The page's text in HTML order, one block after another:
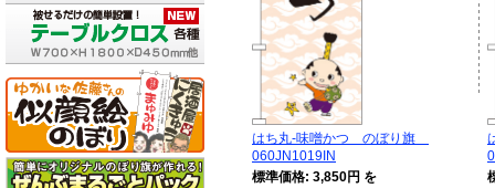
はち丸-味噌かつ のぼり旗
060JN1019IN
標準価格: 3,850円 を